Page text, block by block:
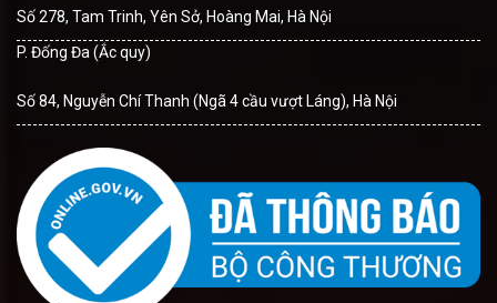
Số 278, Tam Trinh, Yên Sở, Hoàng Mai, Hà Nội
P. Đống Đa (Ắc quy)
Số 84, Nguyễn Chí Thanh (Ngã 4 cầu vượt Láng), Hà Nội